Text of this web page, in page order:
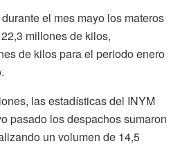
el mes mayo los materos
millones de kilos,
de kilos para el periodo enero
las estadísticas del INYM
pasado los despachos sumaron
un volumen de 14,5